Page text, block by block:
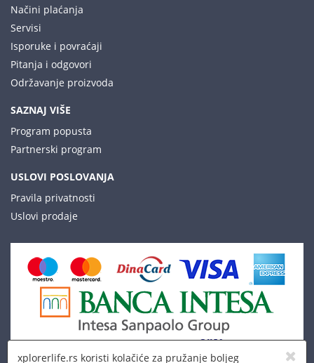
xplorerlife.rs koristi kolačiće za pružanje boljeg
Načini plaćanja
Servisi
Isporuke i povraćaji
Pitanja i odgovori
Održavanje proizvoda
SAZNAJ VIŠE
Program popusta
Partnerski program
USLOVI POSLOVANJA
Pravila privatnosti
Uslovi prodaje